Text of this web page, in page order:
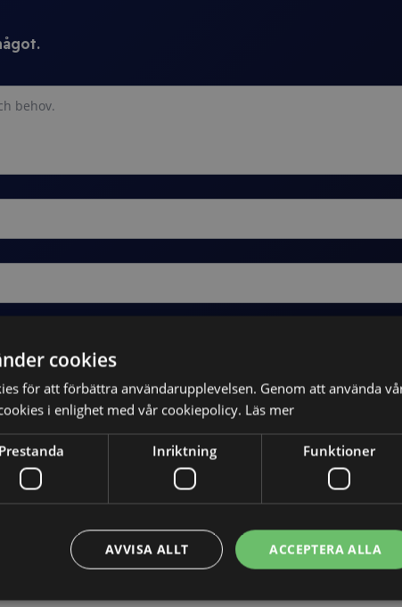
cookies
för att förbättra användarupplevelsen. Genom att använda
i enlighet med vår cookiepolicy. Läs mer
Prestanda Inriktning Funktioner
ACCEPTERA ALLA
AVVISA ALLT